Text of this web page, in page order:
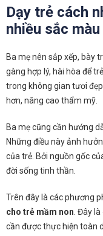
Dạy trẻ cách
nhiều sắc
Ba mẹ nên sắp xếp, bày
gàng hợp lý, hài hòa để
trong không gian tươi
hơn, nâng cao thẩm mỹ.
Ba mẹ cũng cần hướng
Những điều này ảnh
của trẻ. Bởi nguồn gốc
đời sống tinh thần.
Trên đây là các phương
cho trẻ mầm non . Đây
cần được thực hiện toàn